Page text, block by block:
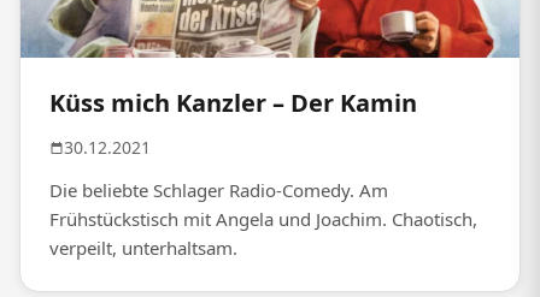
Küss mich Kanzler – Der Kamin
30.12.2021
Die beliebte Schlager Radio-Comedy. Am
Frühstückstisch mit Angela und Joachim. Chaotisch,
verpeilt, unterhaltsam.